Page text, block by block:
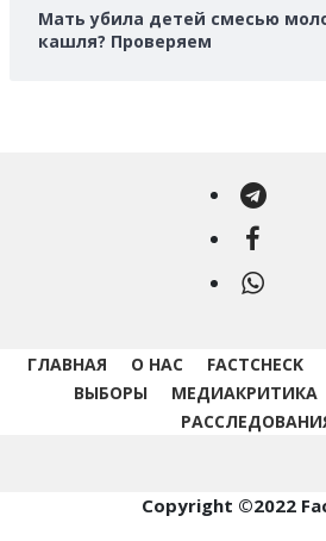
Мать убила детей смесью
кашля? Проверяем
ГЛАВНАЯ О НАС FACTCHECK
ВЫБОРЫ
МЕДИАКРИТИКА
Copyright ©2022